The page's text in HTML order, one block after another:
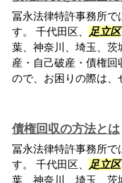
冨永法律特許事務所で
す。 千代田区、
足立区
葉、神奈川、埼玉、茨
産・自己破産・債権
ので、お困りの際は、
債権回収の方法とは
冨永法律特許事務所で
す。 千代田区、
足立区
葉、神奈川、埼玉、茨